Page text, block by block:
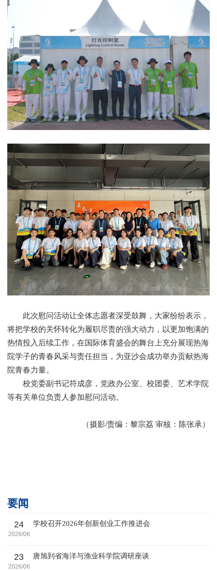
此次慰问活动让全体志愿者深受鼓舞，大家纷纷表示 ，
将把学校的关怀转化为履职尽责的强大动力，以更加饱满的
热情投入后续工作，在国际体育盛会的舞台上充分展现热海
院学子的青春风采与责任担当 ，为亚沙会成功举办贡献热海
院青春力量。
校党委副书记符成彦，党政办公室、校团委、艺术学院
等有关单位负责人参加慰问活动。
（摄影/责编：黎宗荔 审核：陈张承）
要闻
24
2026/06
学校召开2026年创新创业工作推进会
23
2026/06
唐旭到省海洋与渔业科学院调研座谈